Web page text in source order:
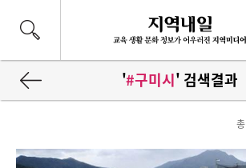
'#구미시' 검색결과
총